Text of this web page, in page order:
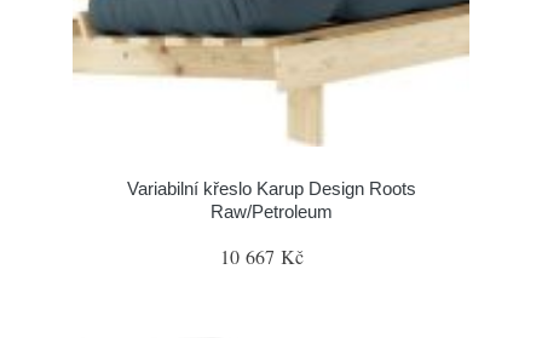
Variabilní křeslo Karup Design Roots
Raw/Petroleum
10 667 Kč